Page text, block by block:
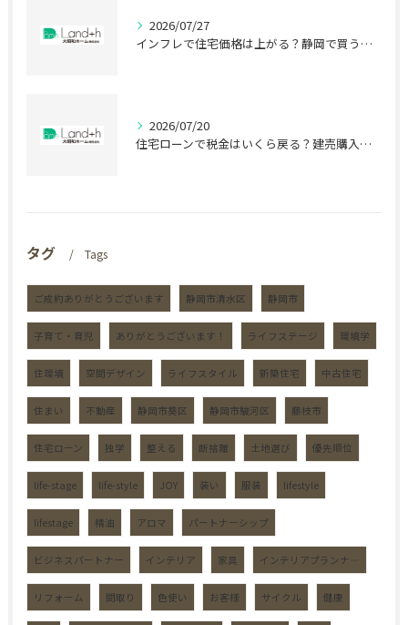
2026/07/27
インフレで住宅価格は上がる？静岡で買う前に知る盲点
2026/07/20
住宅ローンで税金はいくら戻る？建売購入前の盲点
タグ Tags
ご成約ありがとうございます 静岡市清水区 静岡市
子育て・育児 ありがとうございます！ ライフステージ 環境学
住環境 空間デザイン ライフスタイル 新築住宅 中古住宅
住まい 不動産 静岡市葵区 静岡市駿河区 藤枝市
住宅ローン 独学 整える 断捨離 土地選び 優先順位
life-stage life-style JOY 装い 服装 lifestyle
lifestage 精油 アロマ パートナーシップ
ビジネスパートナー インテリア 家具 インテリアプランナ―
リフォーム 間取り 色使い お客様 サイクル 健康